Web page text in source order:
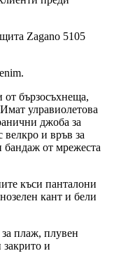
бързосъхнеща,
улравиолетова
джоба за
велкро и връв за
бандаж от мрежеста
къси панталони
кант и бели
плаж, плувен
закрито и